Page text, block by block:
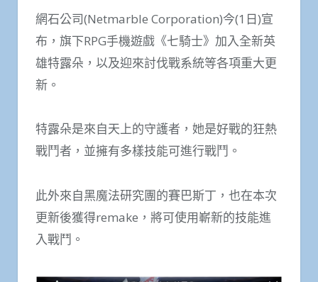
網石公司(Netmarble Corporation)今(1日)宣
布，旗下RPG手機遊戲《七騎士》加入全新英
雄特露朵，以及迎來討伐戰系統等各項重大更
新。
特露朵是來自天上的守護者，她是好戰的狂熱
戰鬥者，並擁有多樣技能可進行戰鬥。
此外來自黑魔法研究團的賽巴斯丁，也在本次
更新後獲得remake，將可使用嶄新的技能進
入戰鬥。